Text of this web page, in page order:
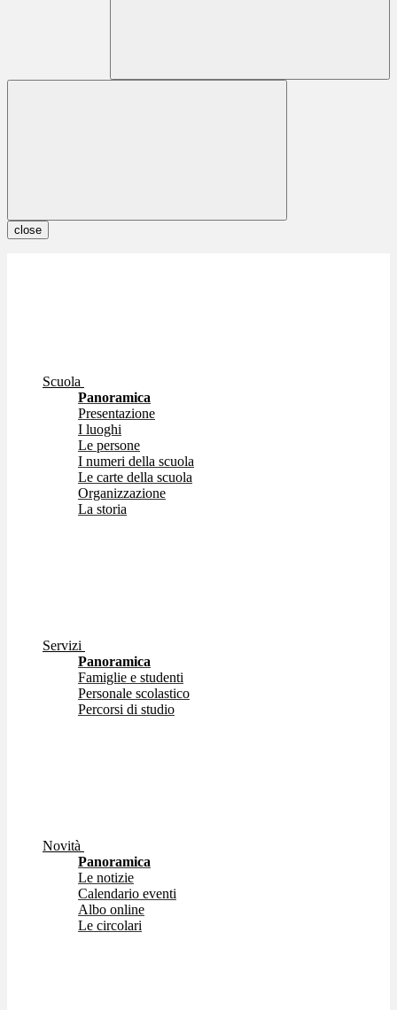
close
Scuola
Panoramica
Presentazione
I luoghi
Le persone
I numeri della scuola
Le carte della scuola
Organizzazione
La storia
Servizi
Panoramica
Famiglie e studenti
Personale scolastico
Percorsi di studio
Novità
Panoramica
Le notizie
Calendario eventi
Albo online
Le circolari